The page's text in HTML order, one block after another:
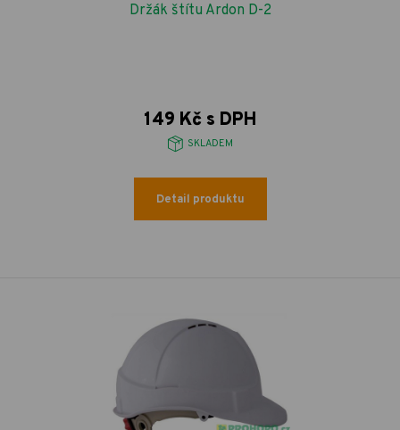
Držák štítu Ardon D-2
149 Kč s DPH
SKLADEM
Detail produktu